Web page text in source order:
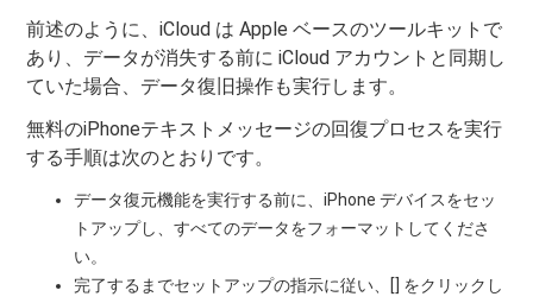
前述のように、iCloud は Apple ベースのツールキットで
あり、データが消失する前に iCloud アカウントと同期し
ていた場合、データ復旧操作も実行します。
無料のiPhoneテキストメッセージの回復プロセスを実行
する手順は次のとおりです。
データ復元機能を実行する前に、iPhone デバイスをセッ
トアップし、すべてのデータをフォーマットしてくださ
い。
完了するまでセットアップの指示に従い、[] をクリックし